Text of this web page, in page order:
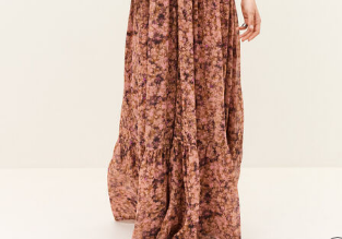
T-shirtsBEKIJK ALLES